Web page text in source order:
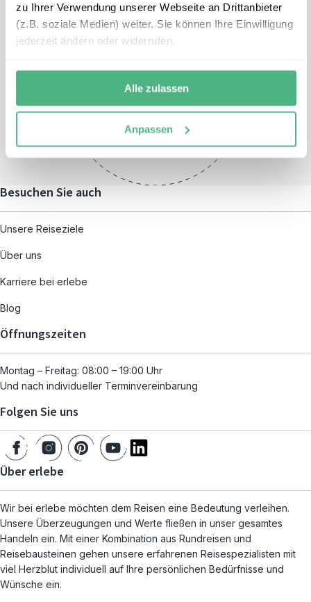
zu Ihrer Verwendung unserer Webseite an Drittanbieter
(z.B. soziale Medien) weiter. Sie können Ihre Einwilligung
jederzeit ändern oder widerrufen.
Alle zulassen
Anpassen
Montag – Freitag:
und nach individueller
Terminvereinbarung
Besuchen Sie auch
Unsere Reiseziele
Über uns
Karriere bei erlebe
Blog
Öffnungszeiten
Montag – Freitag: 08:00 – 19:00 Uhr
Und nach individueller Terminvereinbarung
Folgen Sie uns
Über erlebe
Wir bei erlebe möchten dem Reisen eine Bedeutung verleihen.
Unsere Überzeugungen und Werte fließen in unser gesamtes
Handeln ein. Mit einer Kombination aus Rundreisen und
Reisebausteinen gehen unsere erfahrenen Reisespezialisten mit
viel Herzblut individuell auf Ihre persönlichen Bedürfnisse und
Wünsche ein.